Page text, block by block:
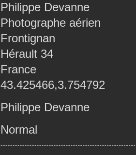
Philippe Devanne
Photographe aérien
Frontignan
Hérault 34
France
43.425466,3.754792
Philippe Devanne
Normal